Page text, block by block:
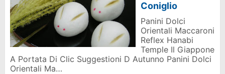
Coniglio
Panini Dolci
Orientali Maccaroni
Reflex Hanabi
Temple Il Giappone
A Portata Di Clic Suggestioni D Autunno Panini Dolci
Orientali Ma…